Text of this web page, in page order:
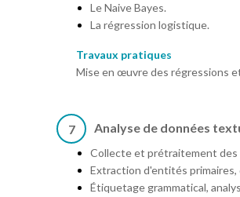
Le Naive Bayes.
La régression logistique.
Travaux pratiques
Mise en œuvre des régressions
7 Analyse de données
Collecte et prétraitement
Extraction d'entités
Étiquetage grammatical,